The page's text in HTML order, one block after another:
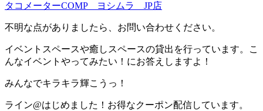
タコメーターCOMP ヨシムラ JP店
不明な点がありましたら、お問い合わせください。
イベントスペースや癒しスペースの貸出を行っています。こ
んなイベントやってみたい！にお答えしますよ！
みんなでキラキラ輝こうっ！
ライン@はじめました！お得なクーポン配信しています。